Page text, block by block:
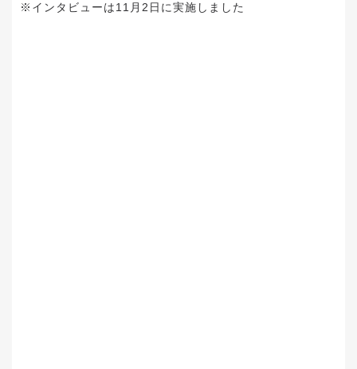
※ インタビューは11 月 2 日に実施しました